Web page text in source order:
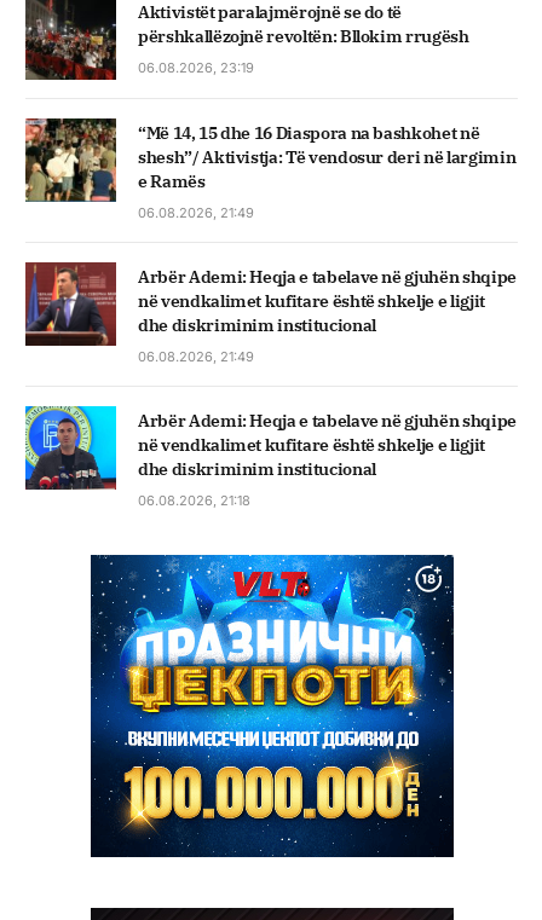
Aktivistët paralajmërojnë se do të
përshkallëzojnë revoltën: Bllokim rrugësh
06.08.2026, 23:19
“Më 14, 15 dhe 16 Diaspora na bashkohet në
shesh”/ Aktivistja: Të vendosur deri në largimin
e Ramës
06.08.2026, 21:49
Arbër Ademi: Heqja e tabelave në gjuhën shqipe
në vendkalimet kufitare është shkelje e ligjit
dhe diskriminim institucional
06.08.2026, 21:49
Arbër Ademi: Heqja e tabelave në gjuhën shqipe
në vendkalimet kufitare është shkelje e ligjit
dhe diskriminim institucional
06.08.2026, 21:18